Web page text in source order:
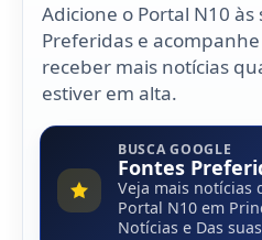
Adicione o Portal N10 às
Preferidas e
receber mais notícias
estiver em alta.
BUSCA GOOGLE
Fontes
Veja mais notícias
Portal N10 em
Notícias e Das